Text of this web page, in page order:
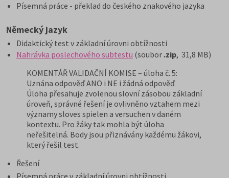
Písemná práce - překlad do českého znakového jazyka
Německý jazyk
Didaktický test v základní úrovni obtížnosti
Nahrávka poslechového subtestu (soubor .zip, 31,8 MB)
KOMENTÁŘ VALIDAČNÍ KOMISE – úloha č. 5:
Uznána odpověď ANO i NE i žádná odpověď
Úloha přesahuje zvolenou slovní zásobou základní
úroveň, správné řešení je ovlivněno vztahem mezi
významy sloves spielen a versuchen v daném
kontextu. Pro žáky tak mohla být úloha
neřešitelná. Body jsou přiznávány každému žákovi,
který řešil test.
Řešení
Písemná práce v základní úrovni obtížnosti